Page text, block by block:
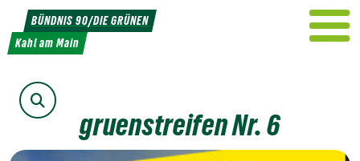
Weiter
zum
Inhalt
BÜNDNIS 90/DIE GRÜNEN
Kahl am Main
Suche
gruenstreifen Nr. 6